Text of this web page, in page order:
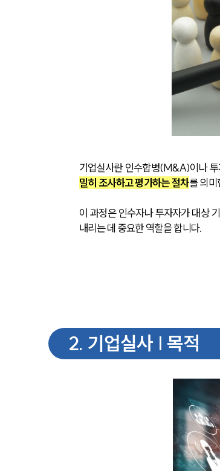
기업실사란 인수합병(M&A)이나 투
밀히 조사하고 평가하는 절차를 의미
이 과정은 인수자나 투자자가 대상
내리는 데 중요한 역할을 합니다.
2. 기업실사 | 목적